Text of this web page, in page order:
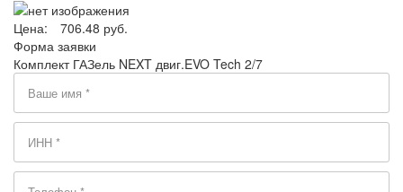
Цена:
706.48 руб.
Форма заявки
Комплект ГАЗель NEXT двиг.EVO Tech 2/7